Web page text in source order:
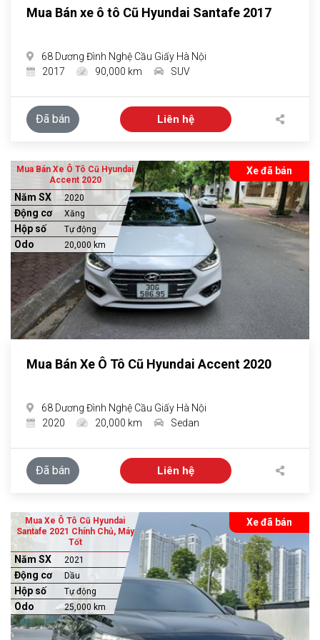
Mua Bán xe ô tô Cũ Hyundai Santafe 2017
68 Dương Đình Nghệ Cầu Giấy Hà Nội
2017
90,000 km SUV
Đã bán Liên hệ
Xe đã bán
Mua Bán Xe Ô Tô Cũ Hyundai
Accent 2020
Năm SX 2020
Động cơ Xăng
Hộp số Tự động
Odo 20,000 km
Mua Bán Xe Ô Tô Cũ Hyundai Accent 2020
68 Dương Đình Nghệ Cầu Giấy Hà Nội
2020
20,000 km Sedan
Đã bán Liên hệ
Xe đã bán
Mua Xe Ô Tô Cũ Hyundai
Santafe 2021 Chính Chủ, Máy
Tốt
Năm SX 2021
Động cơ Dầu
Hộp số Tự động
Odo 25,000 km